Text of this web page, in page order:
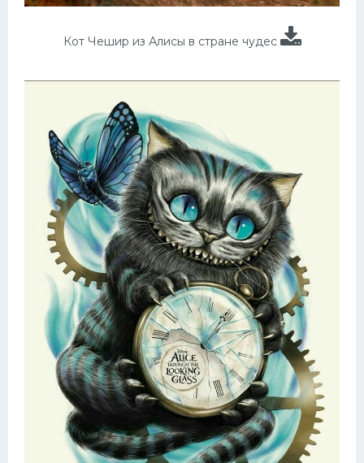
Кот Чешир из Алисы в стране чудес